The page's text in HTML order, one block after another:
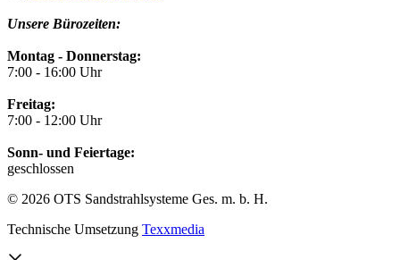
Unsere Bürozeiten:
Montag - Donnerstag:
7:00 - 16:00 Uhr
Freitag:
7:00 - 12:00 Uhr
Sonn- und Feiertage:
geschlossen
© 2026 OTS Sandstrahlsysteme Ges. m. b. H.
Technische Umsetzung Texxmedia